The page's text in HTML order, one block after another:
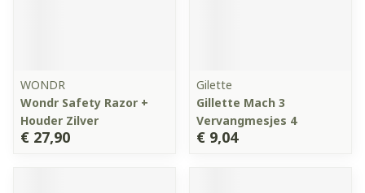
WONDR
Wondr Safety Razor +
Houder Zilver
€ 27,90
Gilette
Gillette Mach 3
Vervangmesjes 4
€ 9,04